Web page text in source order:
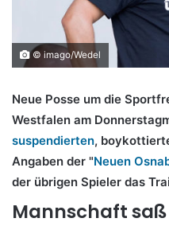
© imago/Wedel
Neue Posse um die
Westfalen am
suspendierten,
Angaben der "Neuen
der übrigen Spieler das
Mannschaft